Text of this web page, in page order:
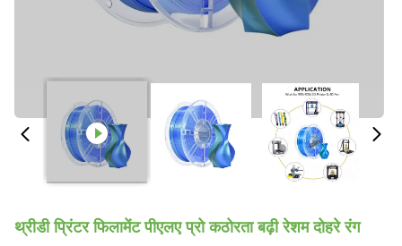
थ्रीडी प्रिंटर फिलामेंट पीएलए प्रो कठोरता बढ़ी रेशम दोहरे रंग